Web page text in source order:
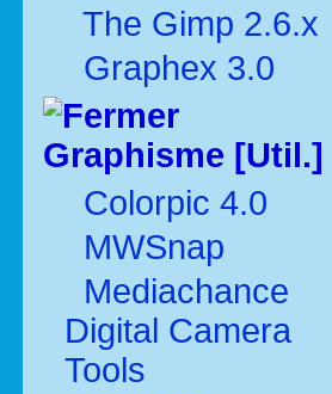
The Gimp 2.6.x
Graphex 3.0
Graphisme [Util.]
Colorpic 4.0
MWSnap
Mediachance
Digital Camera
Tools